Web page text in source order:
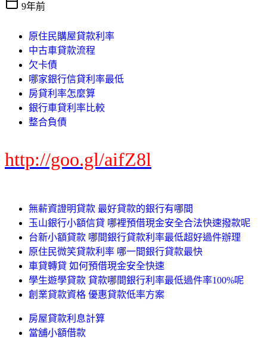
9年前
原住民購屋貸款利率
中古車貸款流程
欠卡債
哪家銀行信貸利率最低
房貸利率怎麼算
銀行車貸利率比較
整合負債
http://goo.gl/aifZ8l
無薪資證明貸款 最好貸款的銀行有哪間
玉山銀行小額信貸 哪裡預借現金安全合法快速撥款呢
台新小額貸款 哪間銀行貸款利率最低超好過件辦理
原住民微笑貸款利率 哪一間銀行貸款最快
車貸轉貸 如何預借現金安全快速
學生遊學貸款 貸款哪間銀行利率最低過件率100%呢
創業貸款資格 優惠貸款低率方案
房屋貸款利息計算
當舖小額借款